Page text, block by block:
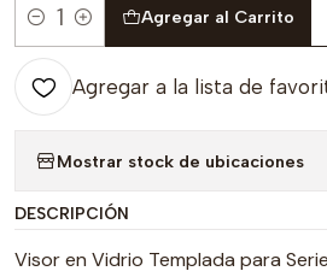
Cantidad
Agregar al Carrito
Agregar a la lista de
Mostrar stock de ubicaciones
DESCRIPCIÓN
Visor en Vidrio Templada para